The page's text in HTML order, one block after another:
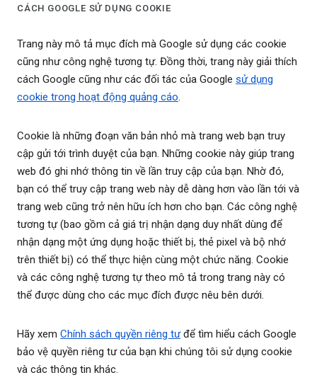
CÁCH GOOGLE SỬ DỤNG COOKIE
Trang này mô tả mục đích mà Google sử dụng các cookie
cũng như công nghệ tương tự. Đồng thời, trang này giải thích
cách Google cũng như các đối tác của Google sử dụng
cookie trong hoạt động quảng cáo.
Cookie là những đoạn văn bản nhỏ mà trang web bạn truy
cập gửi tới trình duyệt của bạn. Những cookie này giúp trang
web đó ghi nhớ thông tin về lần truy cập của bạn. Nhờ đó,
bạn có thể truy cập trang web này dễ dàng hơn vào lần tới và
trang web cũng trở nên hữu ích hơn cho bạn. Các công nghệ
tương tự (bao gồm cả giá trị nhận dạng duy nhất dùng để
nhận dạng một ứng dụng hoặc thiết bị, thẻ pixel và bộ nhớ
trên thiết bị) có thể thực hiện cùng một chức năng. Cookie
và các công nghệ tương tự theo mô tả trong trang này có
thể được dùng cho các mục đích được nêu bên dưới.
Hãy xem Chính sách quyền riêng tưđể tìm hiểu cách Google
bảo vệ quyền riêng tư của bạn khi chúng tôi sử dụng cookie
và các thông tin khác.